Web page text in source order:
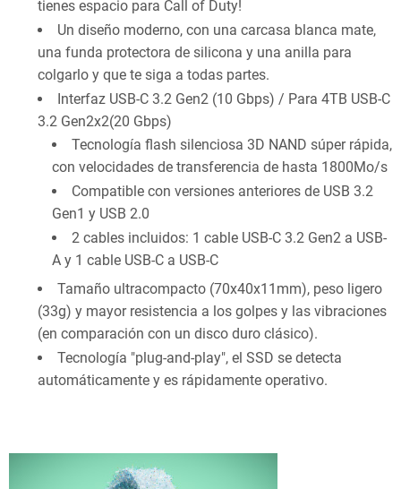
tienes espacio para Call of Duty!
Un diseño moderno, con una carcasa blanca mate,
una funda protectora de silicona y una anilla para
colgarlo y que te siga a todas partes.
Interfaz USB-C 3.2 Gen2 (10 Gbps) / Para 4TB USB-C
3.2 Gen2x2(20 Gbps)
Tecnología flash silenciosa 3D NAND súper rápida,
con velocidades de transferencia de hasta 1800Mo/s
Compatible con versiones anteriores de USB 3.2
Gen1 y USB 2.0
2 cables incluidos: 1 cable USB-C 3.2 Gen2 a USB-
A y 1 cable USB-C a USB-C
Tamaño ultracompacto (70x40x11mm), peso ligero
(33g) y mayor resistencia a los golpes y las vibraciones
(en comparación con un disco duro clásico).
Tecnología "plug-and-play", el SSD se detecta
automáticamente y es rápidamente operativo.